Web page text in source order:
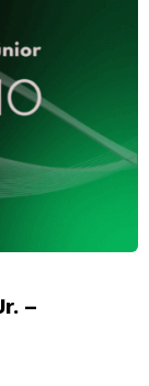
–